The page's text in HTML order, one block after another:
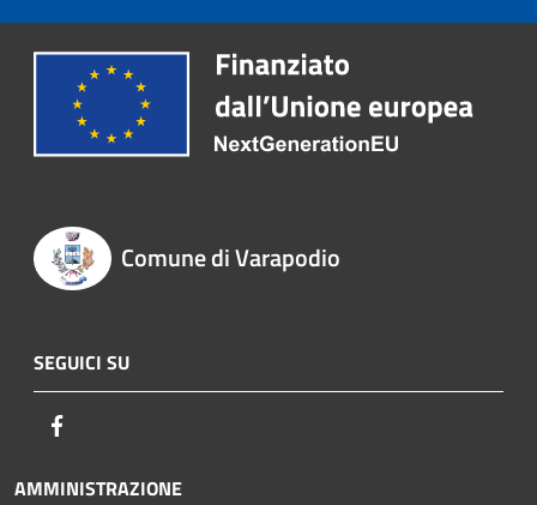
Comune di Varapodio
SEGUICI SU
AMMINISTRAZIONE